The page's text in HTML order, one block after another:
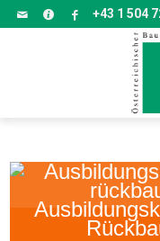
+43 1 504